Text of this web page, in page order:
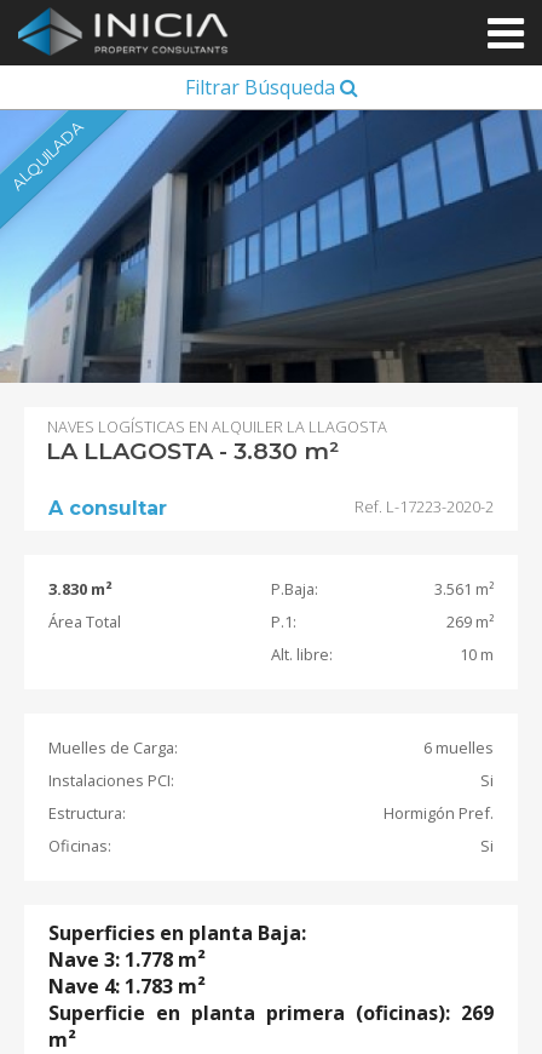
Filtrar Búsqueda
ALQUILADA
NAVES LOGÍSTICAS EN ALQUILER LA LLAGOSTA
LA LLAGOSTA - 3.830 m²
Ref. L-17223-2020-2
A consultar
3.830 m²
Área Total
P.Baja:
3.561 m²
P.1:
269 m²
Alt. libre:
10 m
Muelles de Carga:
6 muelles
Instalaciones PCI:
Si
Estructura:
Hormigón Pref.
Oficinas:
Si
Superficies en planta Baja:
Nave 3: 1.778 m²
Nave 4: 1.783 m²
Superficie en planta primera (oficinas): 269
m²